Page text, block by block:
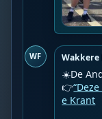
WF Wakkere
☀️De
👉
e Krant